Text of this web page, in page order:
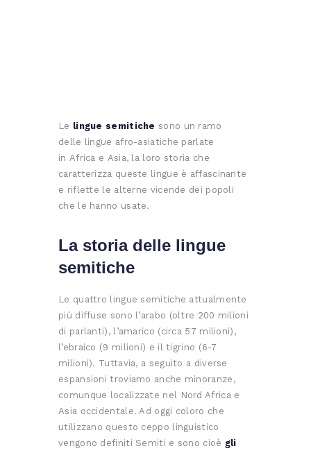
Le lingue semitiche sono un ramo
delle lingue afro-asiatiche parlate
in Africa e Asia, la loro storia che
caratterizza queste lingue è affascinante
e riflette le alterne vicende dei popoli
che le hanno usate.
La storia delle lingue
semitiche
Le quattro lingue semitiche attualmente
più diffuse sono l’arabo (oltre 200 milioni
di parlanti), l’amarico (circa 57 milioni),
l’ebraico (9 milioni) e il tigrino (6-7
milioni). Tuttavia, a seguito a diverse
espansioni troviamo anche minoranze,
comunque localizzate nel Nord Africa e
Asia occidentale. Ad oggi coloro che
utilizzano questo ceppo linguistico
vengono definiti Semiti e sono cioè gli